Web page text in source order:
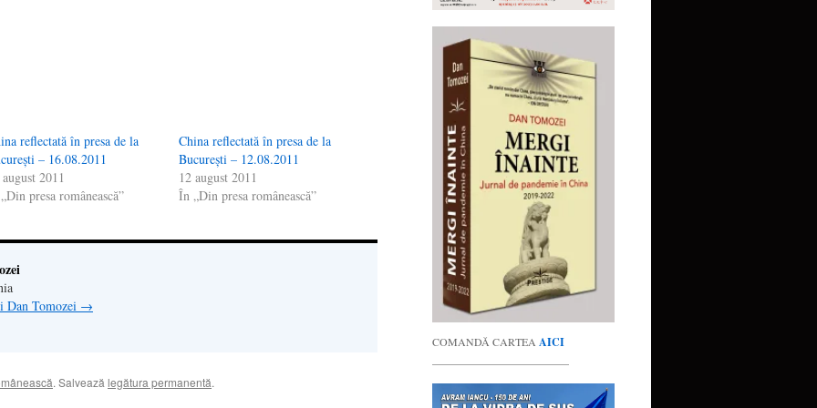
reflectată în presa de la
– 16.08.2011
august 2011
presa românească”
China reflectată în presa de la
Bucureşti – 12.08.2011
12 august 2011
În „Din presa românească”
Dan Tomozei →
. Salvează legătura permanentă.
COMANDĂ CARTEA AICI